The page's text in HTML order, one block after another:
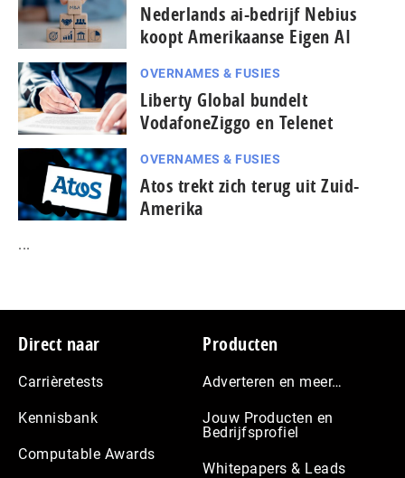
Nederlands ai-bedrijf Nebius
koopt Amerikaanse Eigen AI
OVERNAMES & FUSIES
Liberty Global bundelt
VodafoneZiggo en Telenet
OVERNAMES & FUSIES
Atos trekt zich terug uit Zuid-
Amerika
...
Footer
Direct naar
Carrièretests
Kennisbank
Computable Awards
Producten
Adverteren en meer…
Jouw Producten en
Bedrijfsprofiel
Whitepapers & Leads